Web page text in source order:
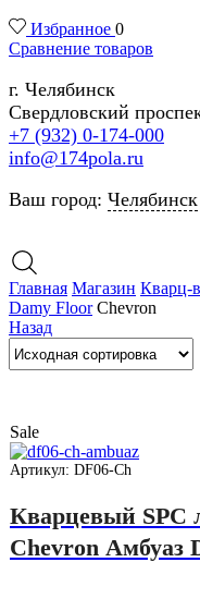
Избранное 0
Сравнение товаров
г. Челябинск
Свердловский
+7 (932) 0-174-000
info@174pola.ru
Ваш город: Челябинск
Главная Магазин Кварц-
Damy Floor Chevron
Назад
Sale
Артикул: DF06-Ch
Кварцевый SPC
Chevron Амбуаз